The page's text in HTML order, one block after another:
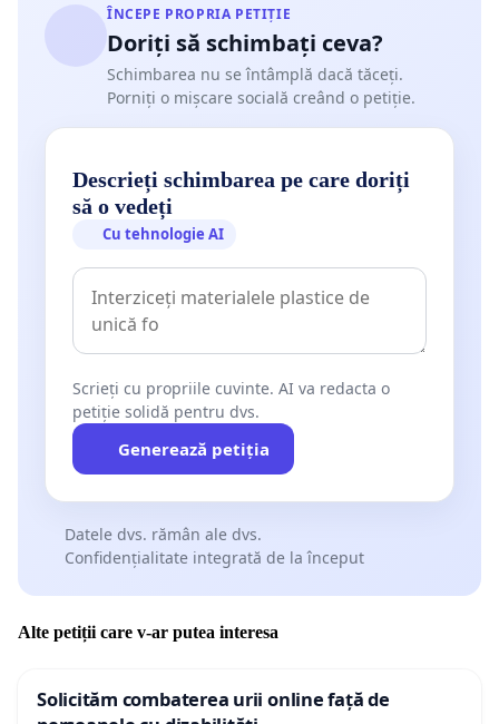
ÎNCEPE PROPRIA PETIȚIE
Doriți să schimbați ceva?
Schimbarea nu se întâmplă dacă tăceți.
Porniți o mișcare socială creând o petiție.
Descrieți schimbarea pe care doriți
să o vedeți
Cu tehnologie AI
Scrieți cu propriile cuvinte. AI va redacta o
petiție solidă pentru dvs.
Generează petiția
Datele dvs. rămân ale dvs.
Confidențialitate integrată de la început
Alte petiții care v-ar putea interesa
Solicităm combaterea urii online față de